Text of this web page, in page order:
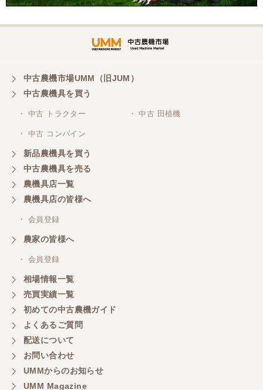
中古農機市場UMM（旧JUM）
中古農機具を買う
・ 中古 トラクター ・ 中古 田植機
・ 中古 コンバイン
新品農機具を買う
中古農機具を売る
農機具店一覧
農機具店の皆様へ
・ 会員登録
農家の皆様へ
・ 会員登録
相場情報一覧
売買実績一覧
初めての中古農機ガイド
よくあるご質問
配送について
お問い合わせ
UMMからのお知らせ
UMM Magazine